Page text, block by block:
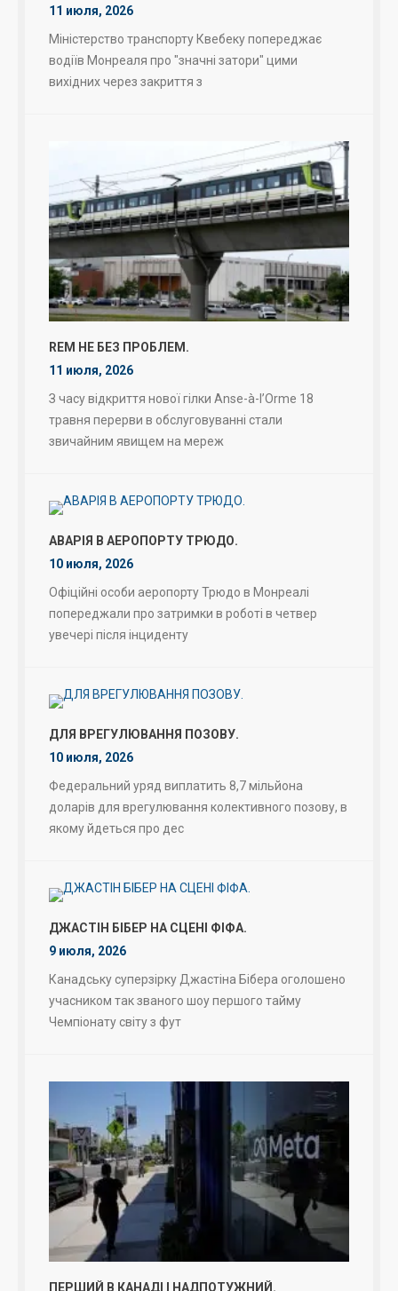
11 июля, 2026
Міністерство транспорту Квебеку попереджає
водіїв Монреаля про "значні затори" цими
вихідних через закриття з
REM НЕ БЕЗ ПРОБЛЕМ.
11 июля, 2026
З часу відкриття нової гілки Anse-à-l’Orme 18
травня перерви в обслуговуванні стали
звичайним явищем на мереж
АВАРІЯ В АЕРОПОРТУ ТРЮДО.
10 июля, 2026
Офіційні особи аеропорту Трюдо в Монреалі
попереджали про затримки в роботі в четвер
увечері після інциденту
ДЛЯ ВРЕГУЛЮВАННЯ ПОЗОВУ.
10 июля, 2026
Федеральний уряд виплатить 8,7 мільйона
доларів для врегулювання колективного позову, в
якому йдеться про дес
ДЖАСТІН БІБЕР НА СЦЕНІ ФІФА.
9 июля, 2026
Канадську суперзірку Джастіна Бібера оголошено
учасником так званого шоу першого тайму
Чемпіонату світу з фут
ПЕРШИЙ В КАНАДІ І НАДПОТУЖНИЙ.